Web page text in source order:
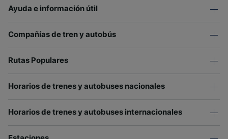
Ayuda e información útil
Compañías de tren y autobús
Rutas Populares
Horarios de trenes y autobuses nacionales
Horarios de trenes y autobuses internacionales